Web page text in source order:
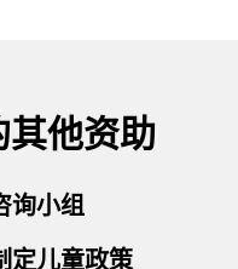
其他资助
询小组
定儿童政策